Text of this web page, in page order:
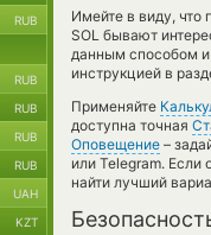
Имейте в виду, что
SOL бывают
данным способом и
инструкцией в
Применяйте
доступна точная
Оповещение –
или Telegram.
найти лучший
RUB
RUB
RUB
RUB
RUB
UAH
KZT